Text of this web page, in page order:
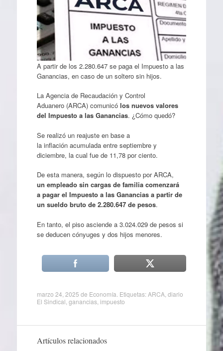
A partir de los 2.280.647 se paga el Impuesto a las
Ganancias, en caso de un soltero sin hijos.
La Agencia de Recaudación y Control
Aduanero (ARCA) comunicólos nuevos valores
del Impuesto a las Ganancias. ¿Cómo quedó?
Se realizó un reajuste en base a
la inflación acumulada entre septiembre y
diciembre, la cual fue de 11,78 por ciento.
De esta manera, según lo dispuesto por ARCA,
un empleado sin cargas de familia comenzará
a pagar el Impuesto a las Ganancias a partir de
un sueldo bruto de 2.280.647 de pesos.
En tanto, el piso asciende a 3.024.029 de pesos si
se deducen cónyuges y dos hijos menores.
marzo 24, 2025 de Economía . Etiquetas:ARCA, diario
El Sindical ganancias, impuesto
Artículos relacionados